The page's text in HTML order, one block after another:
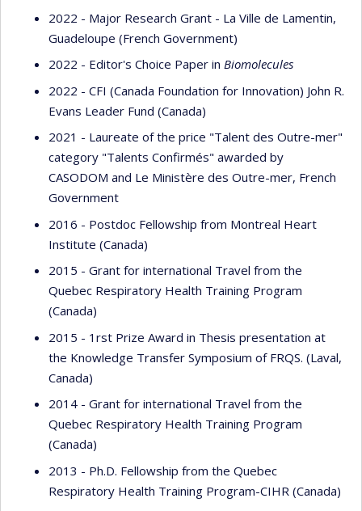
2022 - Major Research Grant - La Ville de Lamentin,
Guadeloupe (French Government)
2022 - Editor's Choice Paper in Biomolecules
2022 - CFI (Canada Foundation for Innovation) John R.
Evans Leader Fund (Canada)
2021 - Laureate of the price "Talent des Outre-mer"
category "Talents Confirmés" awarded by
CASODOM and Le Ministère des Outre-mer, French
Government
2016 - Postdoc Fellowship from Montreal Heart
Institute (Canada)
2015 - Grant for international Travel from the
Quebec Respiratory Health Training Program
(Canada)
2015 - 1rst Prize Award in Thesis presentation at
the Knowledge Transfer Symposium of FRQS. (Laval,
Canada)
2014 - Grant for international Travel from the
Quebec Respiratory Health Training Program
(Canada)
2013 - Ph.D. Fellowship from the Quebec
Respiratory Health Training Program-CIHR (Canada)